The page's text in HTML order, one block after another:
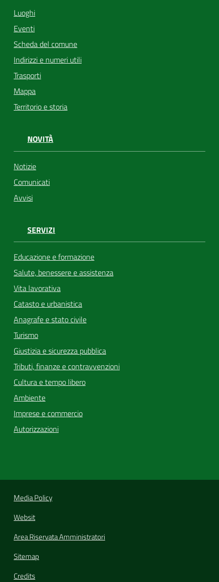
Luoghi
Eventi
Scheda del comune
Indirizzi e numeri utili
Trasporti
Mappa
Territorio e storia
NOVITÀ
Notizie
Comunicati
Avvisi
SERVIZI
Educazione e formazione
Salute, benessere e assistenza
Vita lavorativa
Catasto e urbanistica
Anagrafe e stato civile
Turismo
Giustizia e sicurezza pubblica
Tributi, finanze e contravvenzioni
Cultura e tempo libero
Ambiente
Imprese e commercio
Autorizzazioni
Media Policy
Websit
Area Riservata Amministratori
Sitemap
Credits